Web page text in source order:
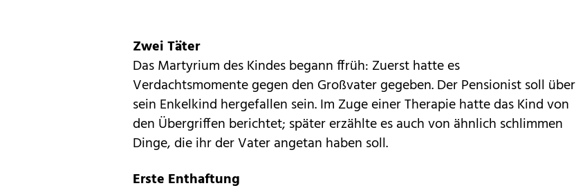
Zwei Täter
Das Martyrium des Kindes begann ffrüh: Zuerst hatte es
Verdachtsmomente gegen den Großvater gegeben. Der Pensionist soll über
sein Enkelkind hergefallen sein. Im Zuge einer Therapie hatte das Kind von
den Übergriffen berichtet; später erzählte es auch von ähnlich schlimmen
Dinge, die ihr der Vater angetan haben soll.
Erste Enthaftung